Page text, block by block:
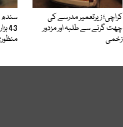
کراچی؛ زیرتعمیر مدرسے کی
چھت گرنے سے طلبہ اور مزدور
زخمی
سندھ
43